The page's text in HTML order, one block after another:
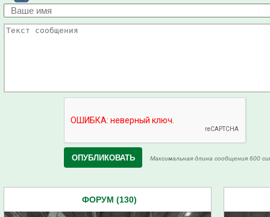
Максимальная длина сообщения 600
ФОРУМ (130)